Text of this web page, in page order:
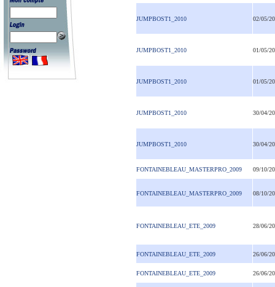
JUMPBOST1_2010 02/05/
JUMPBOST1_2010 01/05/
JUMPBOST1_2010 01/05/
JUMPBOST1_2010 30/04/
JUMPBOST1_2010 30/04/
FONTAINEBLEAU_MASTERPRO_2009 09/10/
FONTAINEBLEAU_MASTERPRO_2009 08/10/
FONTAINEBLEAU_ETE_2009 28/06/
FONTAINEBLEAU_ETE_2009 26/06/
FONTAINEBLEAU_ETE_2009 26/06/